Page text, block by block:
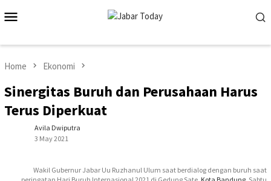
to
Home Ekonomi
Sinergitas Buruh dan Perusahaan Harus
Terus Diperkuat
Avila Dwiputra
3 May 2021
Wakil Gubernur Jabar Uu Ruzhanul Ulum saat berdialog dengan buruh saat